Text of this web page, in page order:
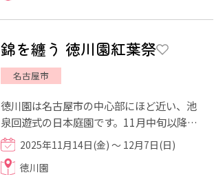
錦を纏う 徳川園紅葉祭
名古屋市
徳川園は名古屋市の中心部にほど近い、池
泉回遊式の日本庭園です。11月中旬以降、
園内ではモミジなど約100本の木々が鮮や
かに色づき、秋の深まりを...
2025年11月14日(金) ～ 12月7日(日)
徳川園